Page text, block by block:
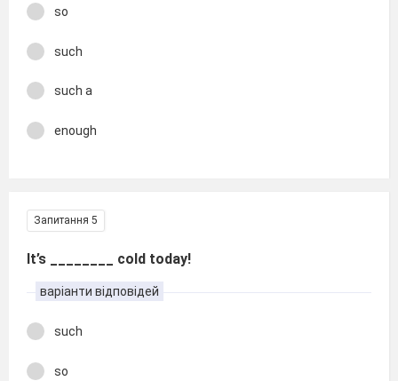
so
such
such a
enough
Запитання 5
It’s ________ cold today!
варіанти відповідей
such
so